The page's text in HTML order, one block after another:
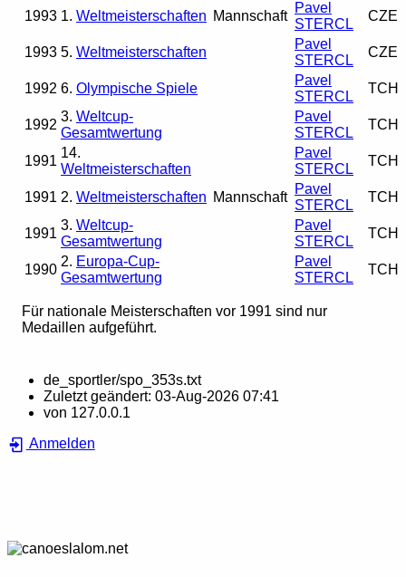
1993 1. Weltmeisterschaften Mannschaft
Pavel
STERCL
CZE
1993 5. Weltmeisterschaften
Pavel
STERCL
CZE
1992 6. Olympische Spiele
Pavel
STERCL
TCH
1992
3. Weltcup-
Gesamtwertung
Pavel
STERCL
TCH
1991
14.
Weltmeisterschaften
Pavel
STERCL
TCH
1991 2. Weltmeisterschaften Mannschaft
Pavel
STERCL
TCH
1991
3. Weltcup-
Gesamtwertung
Pavel
STERCL
TCH
1990
2. Europa-Cup-
Gesamtwertung
Pavel
STERCL
TCH
Für nationale Meisterschaften vor 1991 sind nur
Medaillen aufgeführt.
de_sportler/spo_353s.txt
Zuletzt geändert: 03-Aug-2026 07:41
von 127.0.0.1
Anmelden